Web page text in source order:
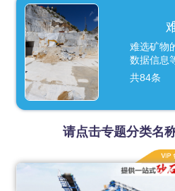
难选矿物
数据信息
共84条
请点击专题分类名